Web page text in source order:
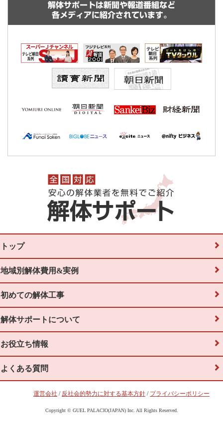
解体サポートは新聞や報道番組など
各メディアに紹介されています。
トップ
地域別解体費用&実例
初めての解体工事
解体サポートについて
お役立ち情報
よくある質問
運営会社 / 反社会的勢力に対する基本方針 / プライバシーポリシー
Copyright © GUEL PALACIO(JAPAN) Inc. All Rights Reserved.